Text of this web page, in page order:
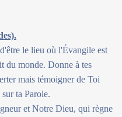
le lieu où l'Évangile est
du monde. Donne à tes
mais témoigner de Toi
ta Parole.
et Notre Dieu, qui règne